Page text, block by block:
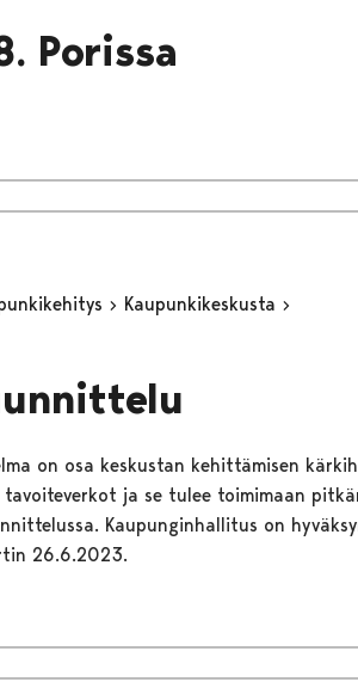
Porissa
Kaupunkikeskusta
on osa keskustan kehittämisen
ja se tulee toimimaan
Kaupunginhallitus on
26.6.2023.